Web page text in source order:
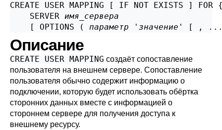
CREATE USER MAPPING [ IF NOT EXISTS ]
    SERVER
имя_сервера
    [ OPTIONS (
параметр ' значение ' [ ,
Описание
CREATE USER MAPPING создаёт сопоставление
пользователя на внешнем сервере. Сопоставление
пользователя обычно содержит информацию о
подключении, которую будет использовать обёртка
сторонних данных вместе с информацией о
стороннем сервере для получения доступа к
внешнему ресурсу.